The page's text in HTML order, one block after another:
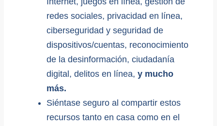
redes sociales, privacidad en línea,
ciberseguridad y seguridad de
dispositivos/cuentas, reconocimiento
de la desinformación, ciudadanía
digital, delitos en línea, y mucho
más.
Siéntase seguro al compartir estos
recursos tanto en casa como en el